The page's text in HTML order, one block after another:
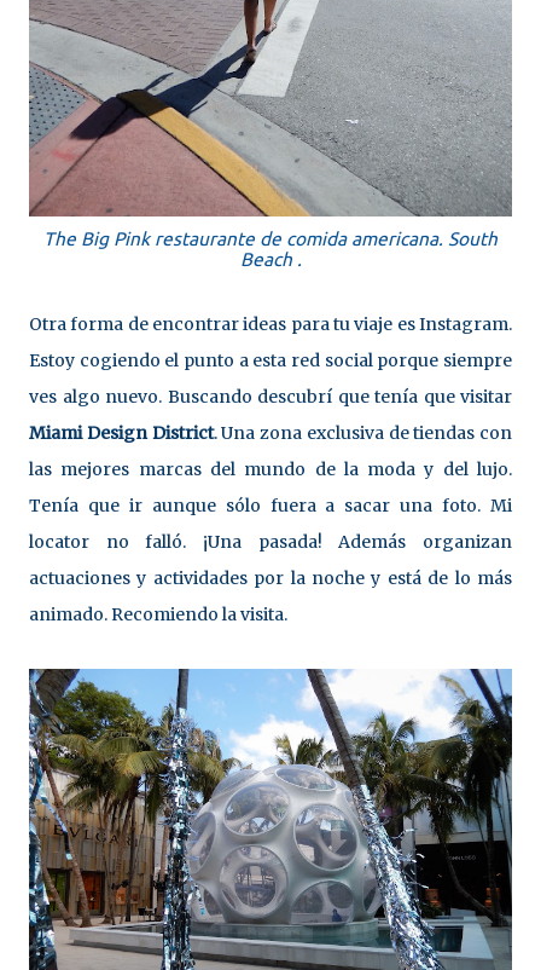
The Big Pink restaurante de comida americana. South
Beach .
Otra forma de encontrar ideas para tu viaje es Instagram.
Estoy cogiendo el punto a esta red social porque siempre
ves algo nuevo. Buscando descubrí que tenía que visitar
Miami Design District. Una zona exclusiva de tiendas con
las mejores marcas del mundo de la moda y del lujo.
Tenía que ir aunque sólo fuera a sacar una foto. Mi
locator no falló. ¡Una pasada! Además organizan
actuaciones y actividades por la noche y está de lo más
animado. Recomiendo la visita.